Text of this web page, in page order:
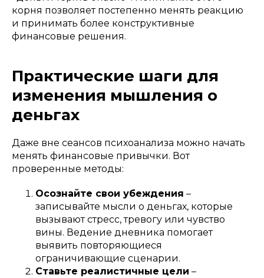
корня позволяет постепенно менять реакцию
и принимать более конструктивные
финансовые решения.
Практические шаги для
изменения мышления о
деньгах
Даже вне сеансов психоанализа можно начать
менять финансовые привычки. Вот
проверенные методы:
Осознайте свои убеждения –
записывайте мысли о деньгах, которые
вызывают стресс, тревогу или чувство
вины. Ведение дневника помогает
выявить повторяющиеся
ограничивающие сценарии.
Ставьте реалистичные цели –